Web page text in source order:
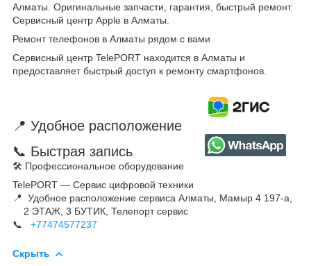
Алматы. Оригинальные запчасти, гарантия, быстрый ремонт.
Сервисный центр Apple в Алматы.
Ремонт телефонов в Алматы рядом с вами
Сервисный центр TelePORT находится в Алматы и
предоставляет быстрый доступ к ремонту смартфонов.
📍 Удобное расположение
📞 Быстрая запись
🛠 Профессиональное оборудование
TelePORT — Сервис цифровой техники
📍 Удобное расположение сервиса Алматы, Мамыр 4 197-а,
2 ЭТАЖ, 3 БУТИК, Телепорт сервис
📞
+77474577237
Скрыть